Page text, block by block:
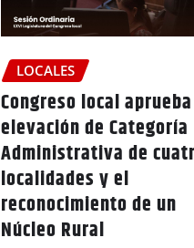
LOCALES
Congreso local
elevación de Categoría
Administrativa de
localidades y el
reconocimiento de un
Núcleo Rural